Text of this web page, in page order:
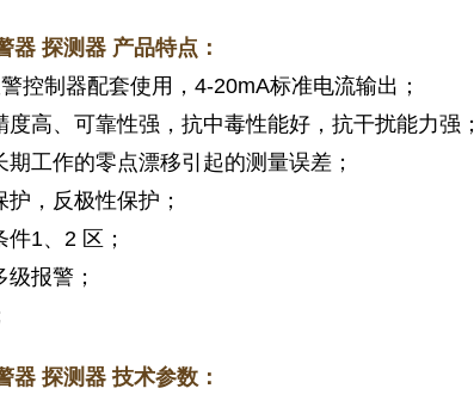
器 探测器 产品特点：
控制器配套使用，4-20mA标准电流输出；
高、可靠性强，抗中毒性能好，抗干扰能力强；
工作的零点漂移引起的测量误差；
，反极性保护；
1、2 区；
报警；
器 探测器 技术参数：